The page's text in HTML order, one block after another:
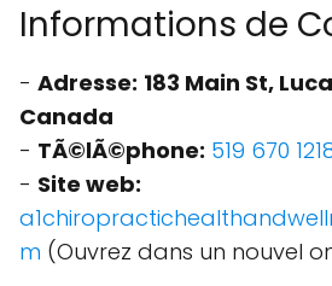
Informations de
- Adresse: 183 Main St,
Canada
- TÃ©lÃ©phone: 519 670
- Site web:
m (Ouvrez dans un nouvel